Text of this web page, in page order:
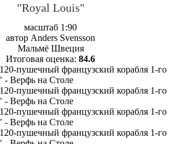
"Royal Louis"
масштаб 1:90
автор Anders Svensson
Мальмё Швеция
Итоговая оценка: 84.6